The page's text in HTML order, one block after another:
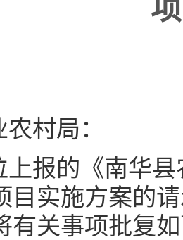
村局：
上报的《南华
目实施方案的
有关事项批复